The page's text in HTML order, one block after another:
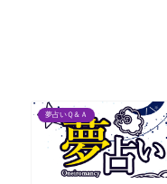
夢占いＱ＆Ａ